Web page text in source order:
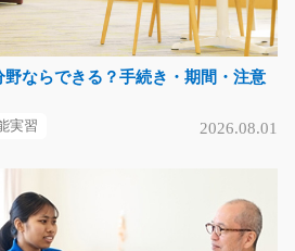
気になる
庫とピッキング/g05_00367
べる時間帯！朝弱い方でも安心で
ならできる？手続き・期間・注意
実習 2026.08.01